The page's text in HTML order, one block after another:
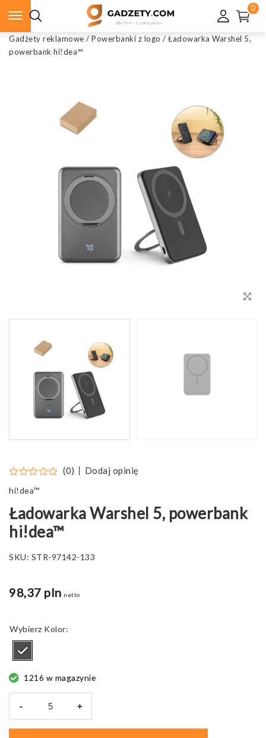
0
Gadżety reklamowe / Powerbanki z logo / Ładowarka Warshel 5,
powerbank hi!dea™
(0) Dodaj opinię
hi!dea™
Ładowarka Warshel 5, powerbank
hi!dea™
SKU: STR-97142-133
98,37 pln netto
Kolor
1216 w magazynie
- +